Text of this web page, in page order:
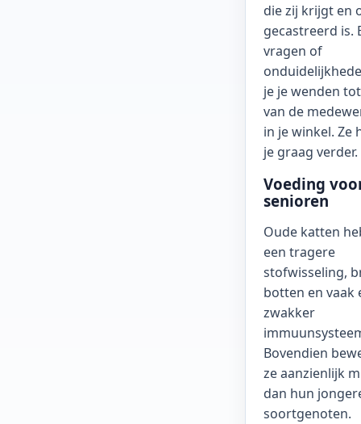
die zij krijgt en
gecastreerd is.
vragen of
je je wenden
van de
in je winkel. Ze
je graag verder.
Voeding
senioren
Oude katten
een tragere
stofwisseling,
botten en vaak
zwakker
Bovendien
ze aanzienlijk
dan hun
soortgenoten.